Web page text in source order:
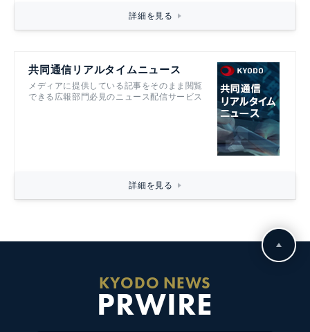
詳細を見る
共同通信リアルタイムニュース
メディアに提供している記事をそのまま閲覧
できる広報部門必見のニュース配信サービス
詳細を見る
KYODO NEWS
PRWIRE